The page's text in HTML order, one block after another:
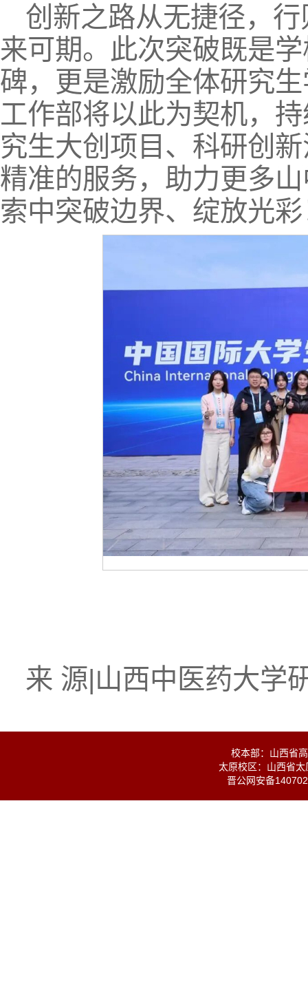
创新之路从无捷径，
来可期。此次突破既是
碑，更是激励全体研究
工作部将以此为契机，
究生大创项目、科研创
精准的服务，助力更多
索中突破边界、绽放光
来 源|山西中医药大学
校本部：山西省
太原校区：山西省
晋公网安备